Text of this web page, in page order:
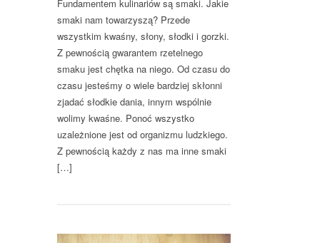
Fundamentem kulinariów są smaki. Jakie
smaki nam towarzyszą? Przede
wszystkim kwaśny, słony, słodki i gorzki.
Z pewnością gwarantem rzetelnego
smaku jest chętka na niego. Od czasu do
czasu jesteśmy o wiele bardziej skłonni
zjadać słodkie dania, innym wspólnie
wolimy kwaśne. Ponoć wszystko
uzależnione jest od organizmu ludzkiego.
Z pewnością każdy z nas ma inne smaki
[…]